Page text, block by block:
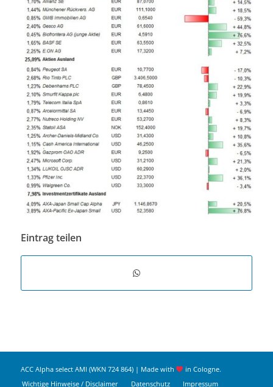
Eintrag teilen
ACC Alpha select AMI (WKN 724 864) | Made with
in Cologne.
Wichtige Hinweise / Disclaimer
Datenschutz Impressum